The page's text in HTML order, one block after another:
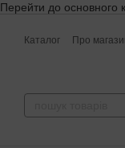
Перейти до основного
Каталог Про